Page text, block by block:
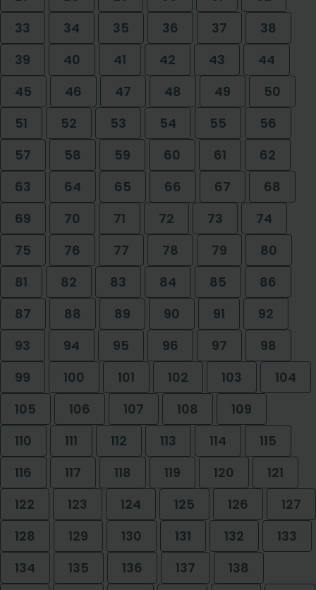
33
34 35 36 37
38
39
40 41 42 43
44
45
46 47 48 49
50
51
52 53 54 55
56
57
58 59 60 61
62
63
64 65 66 67
68
69
70 71 72 73
74
75
76 77 78 79
80
81
82 83 84 85
86
87
88 89 90 91
92
93
94 95 96 97
98
99
100 101 102 103
104
105
106 107 108
109
110
111 112 113 114
115
116
117 118 119 120
121
122
123 124 125 126
127
128
129 130 131 132
133
134
135 136 137
138